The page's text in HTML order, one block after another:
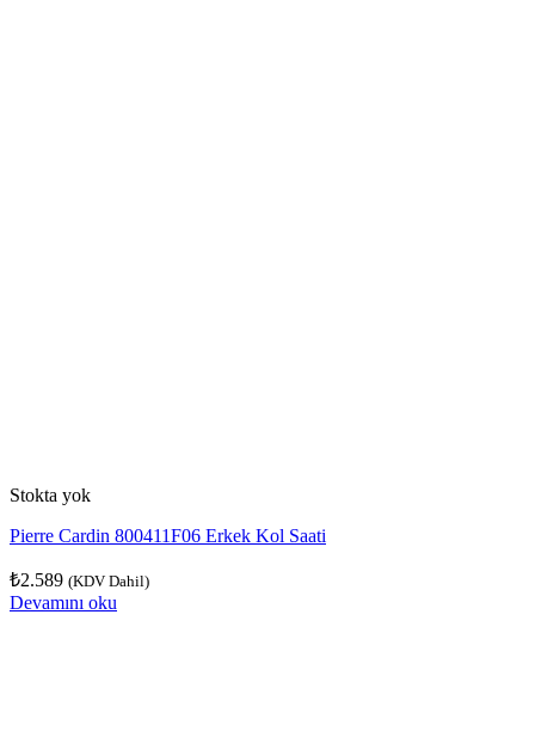
Stokta yok
Pierre Cardin 800411F06 Erkek Kol Saati
₺2.589 (KDV Dahil)
Devamını oku